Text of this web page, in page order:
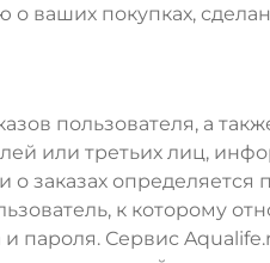
ваших покупках,
пользователя, а
или третьих лиц,
заказах
к которому
пароля. Сервис